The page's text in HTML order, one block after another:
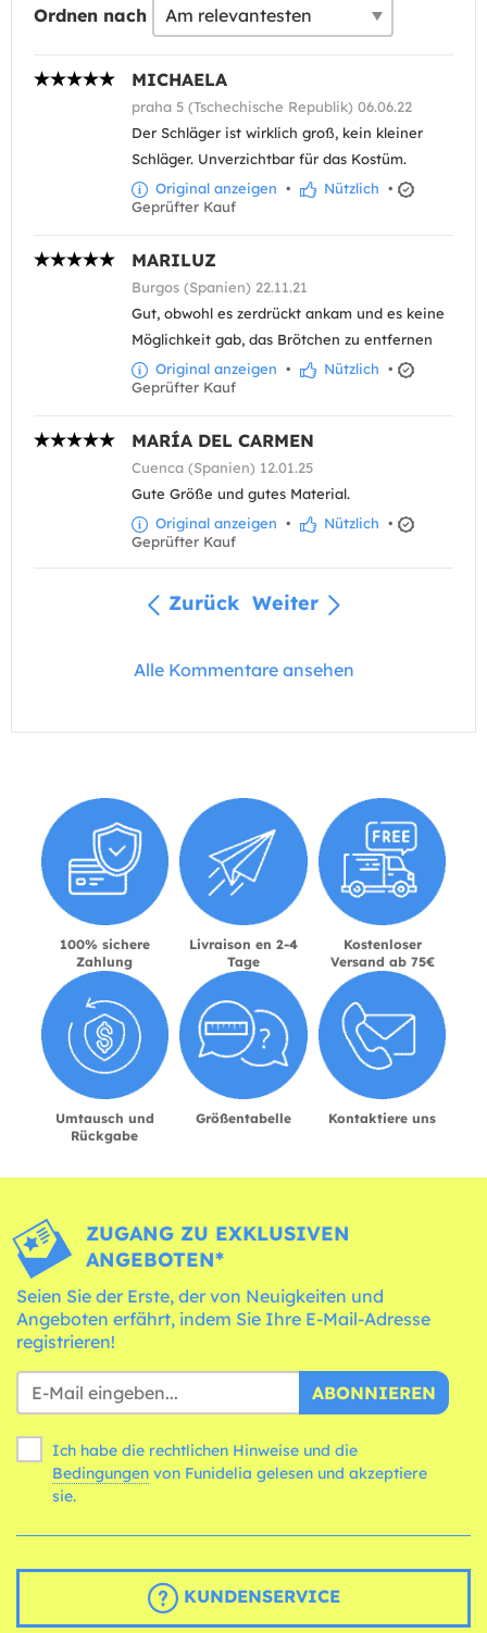
Ordnen nach
MICHAELA
praha 5 (Tschechische Republik) 06.06.22
Der Schläger ist wirklich groß, kein kleiner
Schläger. Unverzichtbar für das Kostüm.
Original anzeigen • Nützlich •
Geprüfter Kauf
MARILUZ
Burgos (Spanien) 22.11.21
Gut, obwohl es zerdrückt ankam und es keine
Möglichkeit gab, das Brötchen zu entfernen
Original anzeigen • Nützlich •
Geprüfter Kauf
MARÍA DEL CARMEN
Cuenca (Spanien) 12.01.25
Gute Größe und gutes Material.
Original anzeigen • Nützlich •
Geprüfter Kauf
Zurück Weiter
Alle Kommentare ansehen
100% sichere
Zahlung
Livraison en 2-4
Tage
Kostenloser
Versand ab 75€
Umtausch und
Rückgabe
Größentabelle Kontaktiere uns
ZUGANG ZU EXKLUSIVEN
ANGEBOTEN*
Seien Sie der Erste, der von Neuigkeiten und
Angeboten erfährt, indem Sie Ihre E-Mail-Adresse
registrieren!
ABONNIEREN
Ich habe die rechtlichen Hinweise und die
Bedingungen
sie.
KUNDENSERVICE